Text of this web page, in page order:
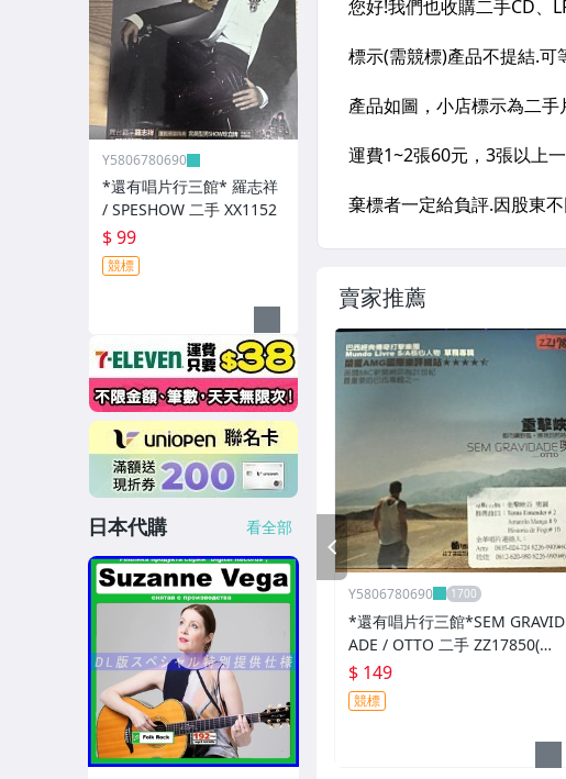
賣家推薦
Y5806780690
*還有唱片行三館*SEM GRAVID
ADE / OTTO 二手 ZZ17850(競
標)
$ 149
競標
PREV
Y5806780690
*還有唱片行三館* 羅志祥
/ SPESHOW 二手 XX1152
$ 99
競標
日本代購 看全部